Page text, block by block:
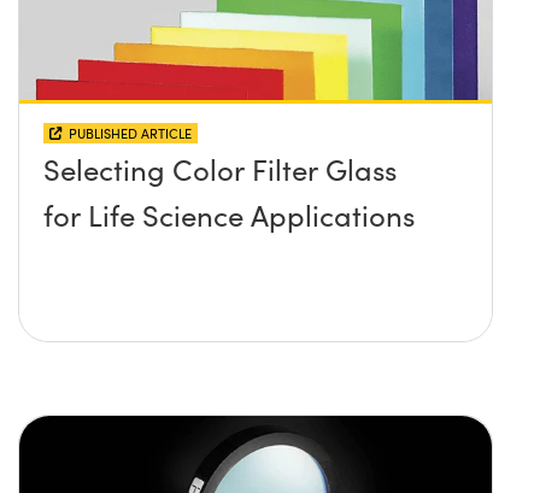
PUBLISHED ARTICLE
Selecting Color Filter Glass
for Life Science Applications